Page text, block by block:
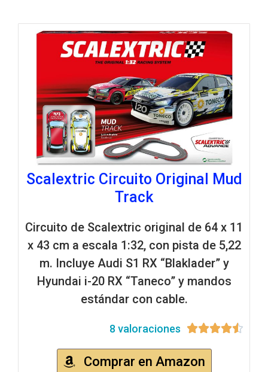
Scalextric Circuito Original Mud
Track
Circuito de Scalextric original de 64 x 11
x 43 cm a escala 1:32, con pista de 5,22
m. Incluye Audi S1 RX “Blaklader” y
Hyundai i-20 RX “Taneco” y mandos
estándar con cable.
8 valoraciones 
Comprar en Amazon